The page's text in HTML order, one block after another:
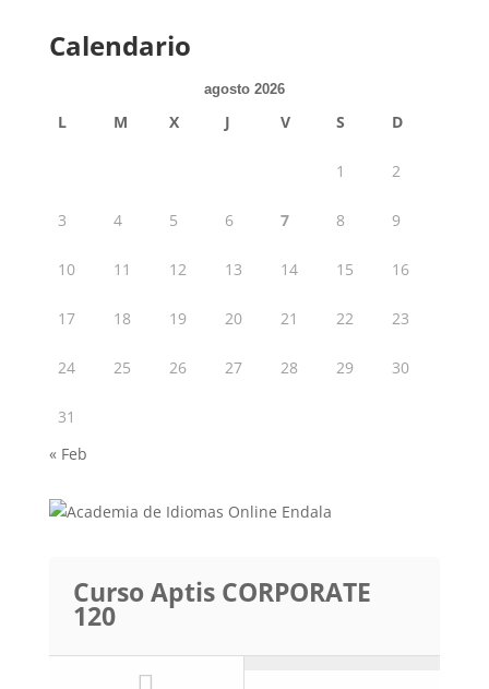
Calendario
agosto 2026
L M X J V S D
1 2
3 4 5 6 7 8 9
10 11 12 13 14 15 16
17 18 19 20 21 22 23
24 25 26 27 28 29 30
31
« Feb
Curso Aptis CORPORATE
120